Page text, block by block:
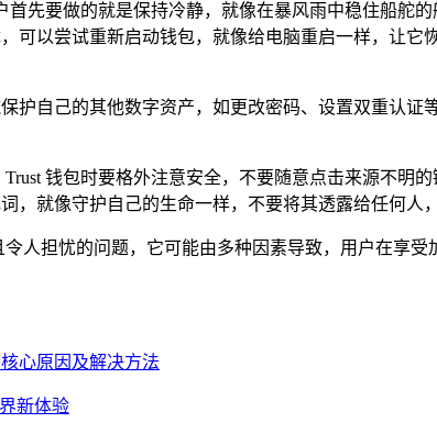
首先要做的就是保持冷静，就像在暴风雨中稳住船
可以尝试重新启动钱包，就像给电脑重启一样，让
护自己的其他数字资产，如更改密码、设置双重认
钱包时要格外注意安全，不要随意点击来源不
，就像守护自己的生命一样，不要将其透露给任何人
人担忧的问题，它可能由多种因素导致，用户在享
心原因及解决方法
新体验